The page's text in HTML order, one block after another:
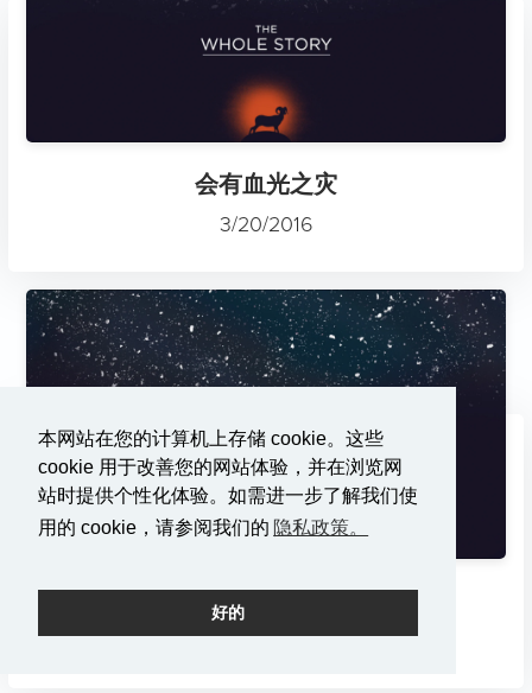
本网站在您的计算机上存储 cookie。这些
cookie 用于改善您的网站体验，并在浏览网
站时提供个性化体验。如需进一步了解我们使
用的 cookie，请参阅我们的 隐私政策。
好的
会有血光之灾
3/20/2016
拯救》。铭记 "中国梦"。
3/13/2016